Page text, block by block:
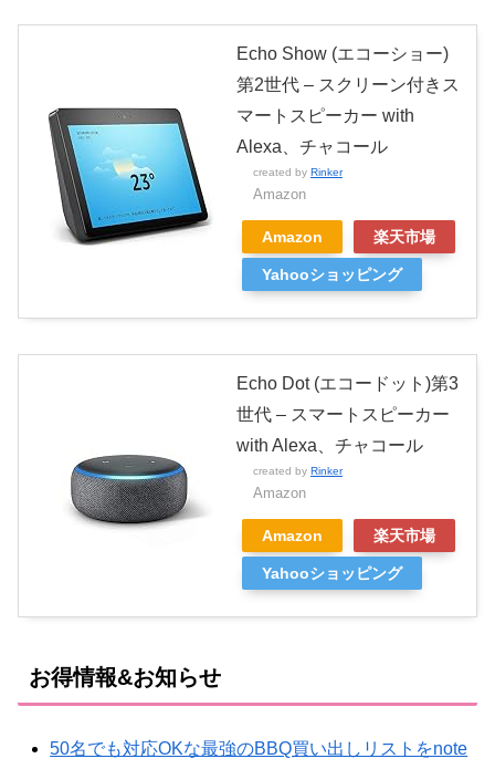
Echo Show (エコーショー)
第2世代 – スクリーン付きス
マートスピーカー with
Alexa、チャコール
created by Rinker
Amazon
Amazon 楽天市場
Yahooショッピング
Echo Dot (エコードット)第3
世代 – スマートスピーカー
with Alexa、チャコール
created by Rinker
Amazon
Amazon 楽天市場
Yahooショッピング
お得情報&お知らせ
50名でも対応OKな最強のBBQ買い出しリストをnote